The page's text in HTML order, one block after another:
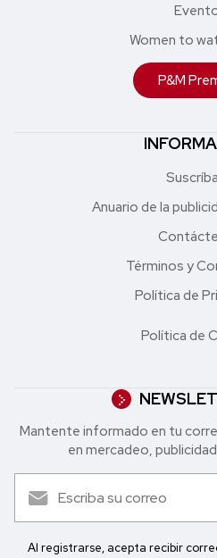
Women to
P&M
Anuario de la
Términos y
Política de
Política de
Mantente informado en tu
en mercadeo,
Al registrarse, acepta recibir